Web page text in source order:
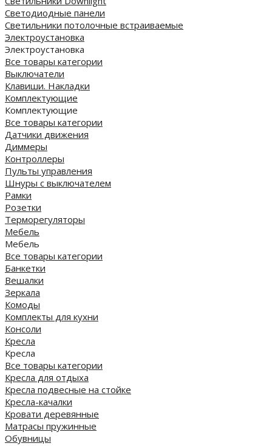
Светодиодные панели
Cветильники потолочные встраиваемые
Электроустановка
Электроустановка
Все товары категории
Выключатели
Клавиши. Накладки
Комплектующие
Комплектующие
Все товары категории
Датчики движения
Диммеры
Контроллеры
Пульты управления
Шнуры с выключателем
Рамки
Розетки
Терморегуляторы
Мебель
Мебель
Все товары категории
Банкетки
Вешалки
Зеркала
Комоды
Комплекты для кухни
Консоли
Кресла
Кресла
Все товары категории
Кресла для отдыха
Кресла подвесные на стойке
Кресла-качалки
Кровати деревянные
Матрасы пружинные
Обувницы